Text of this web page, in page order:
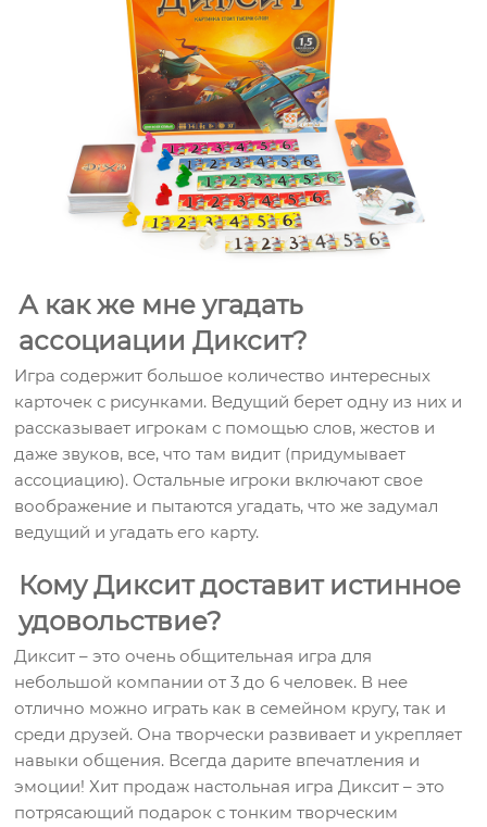
А как же мне угадать
ассоциации Диксит?
Игра содержит большое количество интересных
карточек с рисунками. Ведущий берет одну из них и
рассказывает игрокам с помощью слов, жестов и
даже звуков, все, что там видит (придумывает
ассоциацию). Остальные игроки включают свое
воображение и пытаются угадать, что же задумал
ведущий и угадать его карту.
Кому Диксит доставит истинное
удовольствие?
Диксит – это очень общительная игра для
небольшой компании от 3 до 6 человек. В нее
отлично можно играть как в семейном кругу, так и
среди друзей. Она творчески развивает и укрепляет
навыки общения. Всегда дарите впечатления и
эмоции! Хит продаж настольная игра Диксит – это
потрясающий подарок с тонким творческим